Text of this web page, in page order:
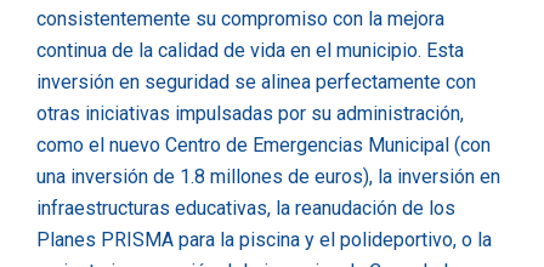
consistentemente su compromiso con la mejora
continua de la calidad de vida en el municipio. Esta
inversión en seguridad se alinea perfectamente con
otras iniciativas impulsadas por su administración,
como el nuevo Centro de Emergencias Municipal (con
una inversión de 1.8 millones de euros), la inversión en
infraestructuras educativas, la reanudación de los
Planes PRISMA para la piscina y el polideportivo, o la